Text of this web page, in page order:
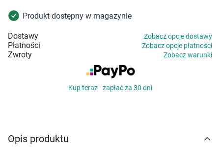
Mężczyzna
Zdrowy styl życia
Sprzęt medyczny
Grupy produktowe
Produkt dostępny w magazynie
Dostawy Zobacz opcje dostawy
Płatności Zobacz opcje płatności
Zwroty Zobacz warunki
Kup teraz - zapłać za 30 dni
Opis produktu